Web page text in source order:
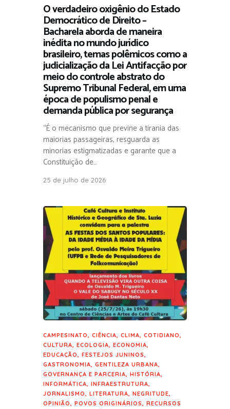
O verdadeiro oxigênio do Estado
Democrático de Direito –
Bacharela aborda de maneira
inédita no mundo jurídico
brasileiro, temas polêmicos como a
judicialização da Lei Antifacção por
meio do controle abstrato do
Supremo Tribunal Federal, em uma
época de populismo penal e
demanda pública por segurança
“É o mecanismo que previne a tirania das
maiorias passageiras, resguarda as
minorias estigmatizadas e garante que a
Constituição de…
25 de julho de 2026
CAMPESINATO, CIÊNCIA, CLIMA, COTIDIANO,
CULTURA, ECOLOGIA, ECONOMIA,
EDUCAÇÃO, FESTEJOS JUNINOS,
GASTRONOMIA, GENTILEZA URBANA,
GOVERNANÇA E PARCERIA, HISTÓRIA,
INFORMÁTICA, INFRAESTRUTURA,
JORNALISMO, LITERATURA, NEGRITUDE,
OPINIÃO, POVOS ORIGINÁRIOS, RECURSOS